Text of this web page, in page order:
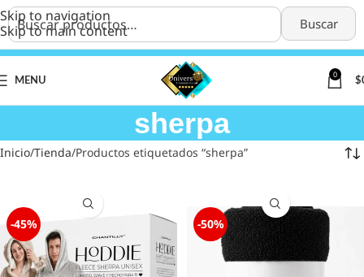
Buscar
Skip to navigation
Skip to main content
MENU
0
$
sherpa
Inicio Tienda Productos etiquetados “sherpa”
-45% -50%